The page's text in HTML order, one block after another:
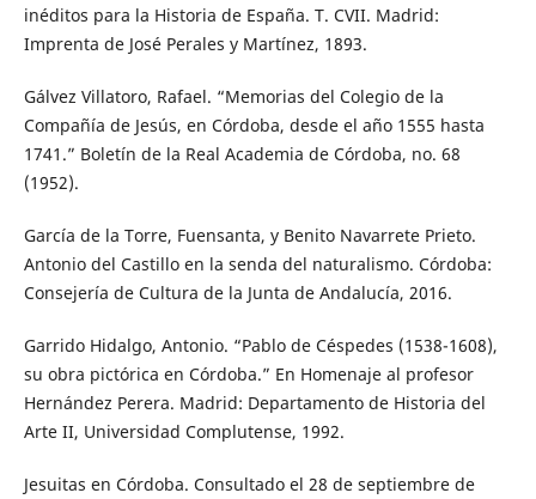
inéditos para la Historia de España. T. CVII. Madrid:
Imprenta de José Perales y Martínez, 1893.
Gálvez Villatoro, Rafael. “Memorias del Colegio de la
Compañía de Jesús, en Córdoba, desde el año 1555 hasta
1741.” Boletín de la Real Academia de Córdoba, no. 68
(1952).
García de la Torre, Fuensanta, y Benito Navarrete Prieto.
Antonio del Castillo en la senda del naturalismo. Córdoba:
Consejería de Cultura de la Junta de Andalucía, 2016.
Garrido Hidalgo, Antonio. “Pablo de Céspedes (1538-1608),
su obra pictórica en Córdoba.” En Homenaje al profesor
Hernández Perera. Madrid: Departamento de Historia del
Arte II, Universidad Complutense, 1992.
Jesuitas en Córdoba. Consultado el 28 de septiembre de